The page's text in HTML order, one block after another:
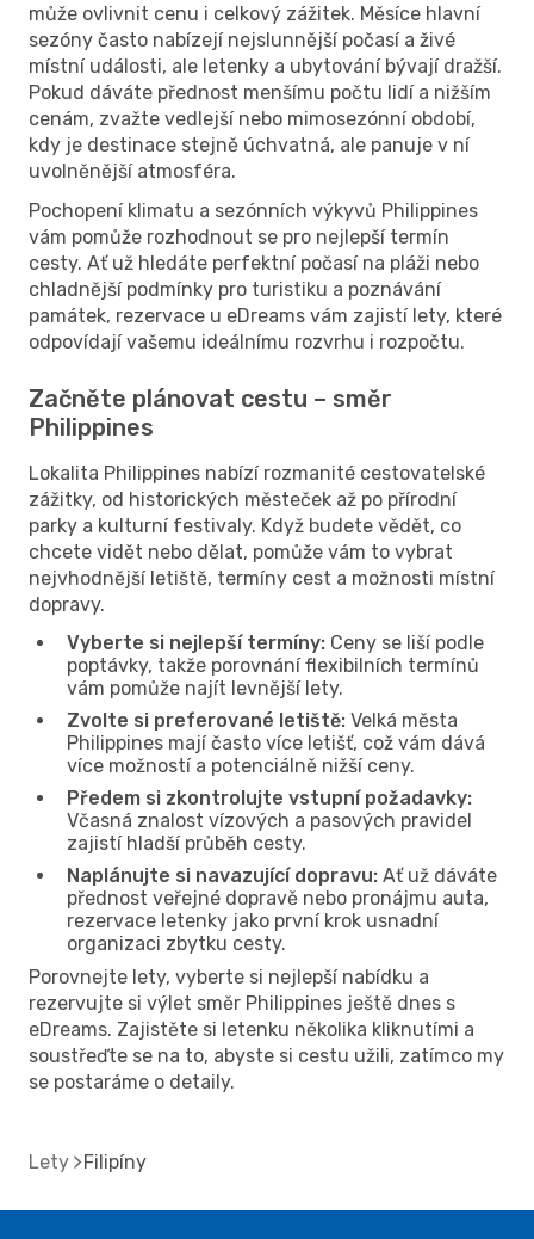
může ovlivnit cenu i celkový zážitek. Měsíce hlavní
sezóny často nabízejí nejslunnější počasí a živé
místní události, ale letenky a ubytování bývají dražší.
Pokud dáváte přednost menšímu počtu lidí a nižším
cenám, zvažte vedlejší nebo mimosezónní období,
kdy je destinace stejně úchvatná, ale panuje v ní
uvolněnější atmosféra.
Pochopení klimatu a sezónních výkyvů Philippines
vám pomůže rozhodnout se pro nejlepší termín
cesty. Ať už hledáte perfektní počasí na pláži nebo
chladnější podmínky pro turistiku a poznávání
památek, rezervace u eDreams vám zajistí lety, které
odpovídají vašemu ideálnímu rozvrhu i rozpočtu.
Začněte plánovat cestu – směr
Philippines
Lokalita Philippines nabízí rozmanité cestovatelské
zážitky, od historických městeček až po přírodní
parky a kulturní festivaly. Když budete vědět, co
chcete vidět nebo dělat, pomůže vám to vybrat
nejvhodnější letiště, termíny cest a možnosti místní
dopravy.
Vyberte si nejlepší termíny: Ceny se liší podle
poptávky, takže porovnání flexibilních termínů
vám pomůže najít levnější lety.
Zvolte si preferované letiště: Velká města
Philippines mají často více letišť, což vám dává
více možností a potenciálně nižší ceny.
Předem si zkontrolujte vstupní požadavky:
Včasná znalost vízových a pasových pravidel
zajistí hladší průběh cesty.
Naplánujte si navazující dopravu: Ať už dáváte
přednost veřejné dopravě nebo pronájmu auta,
rezervace letenky jako první krok usnadní
organizaci zbytku cesty.
Porovnejte lety, vyberte si nejlepší nabídku a
rezervujte si výlet směr Philippines ještě dnes s
eDreams. Zajistěte si letenku několika kliknutími a
soustřeďte se na to, abyste si cestu užili, zatímco my
se postaráme o detaily.
Lety Filipíny